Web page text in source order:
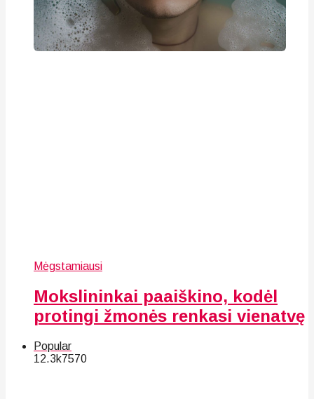
Mėgstamiausi
Mokslininkai paaiškino, kodėl
protingi žmonės renkasi vienatvę
Popular
12.3k7570